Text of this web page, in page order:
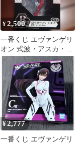
¥2,500
一番くじ エヴァンゲリ
オン 式波・アスカ・ラ
ングレー フィギュア
¥2,777
一番くじ エヴァンゲリ